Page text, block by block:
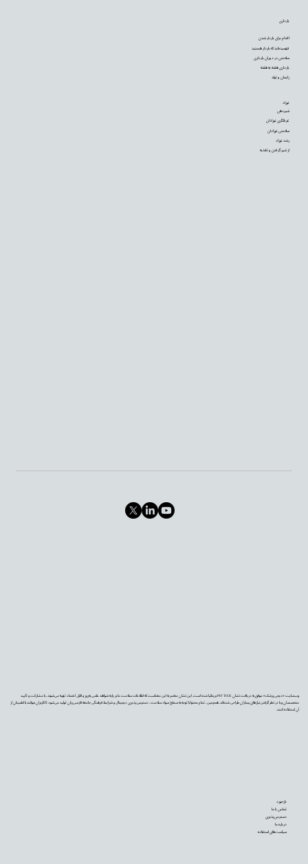
وب‌سایت «دیجی‌پزشک» موفق به دریافت نشان PIF TICK بریتانیا شده است. این نشان معتبر به این معناست که اطلاعات سلامت ما بر پایه شواهد علمی به‌روز و قابل اعتماد تهیه می‌شوند، با مشارکت و تأیید
متخصصان و با در نظر گرفتن نیازهای بیماران طراحی شده‌اند. همچنین، تمام محتوا با توجه به سطح سواد سلامت، دسترس‌پذیری دیجیتال و شرایط فرهنگی جامعه فارسی‌زبان تولید می‌شود تا کاربران بتوانند با اطمینان از
آن استفاده کنند.
بازخورد
تماس با ما
دسترس‌پذیری
درباره ما
سیاست‌های استفاده
نوزاد
شیردهی
غربالگری نوزادان
سلامتی نوزادان
رشد نوزاد
از شیر گرفتن و تغذیه
بارداری
اقدام برای باردار شدن
فهمیده‌اید که باردار هستید
سلامتی در دوران بارداری
بارداری هفته به هفته
زایمان و تولد